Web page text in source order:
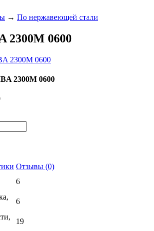
→ По нержавеющей стали
2300M 0600
2300M 0600
Отзывы (0)
6
6
19